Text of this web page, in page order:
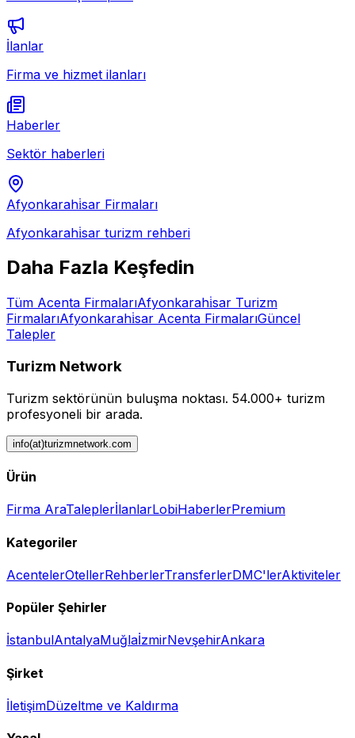
İlanlar
Firma ve hizmet ilanları
Haberler
Sektör haberleri
Afyonkarahi̇sar Firmaları
Afyonkarahi̇sar turizm rehberi
Daha Fazla Keşfedin
Tüm Acenta FirmalarıAfyonkarahi̇sar Turizm
FirmalarıAfyonkarahi̇sar Acenta FirmalarıGüncel
Talepler
Turizm Network
Turizm sektörünün buluşma noktası. 54.000+ turizm
profesyoneli bir arada.
info(at)turizmnetwork.com
Ürün
Firma AraTaleplerİlanlarLobiHaberlerPremium
Kategoriler
AcentelerOtellerRehberlerTransferlerDMC'lerAktiviteler
Popüler Şehirler
İstanbulAntalyaMuğlaİzmirNevşehirAnkara
Şirket
İletişimDüzeltme ve Kaldırma